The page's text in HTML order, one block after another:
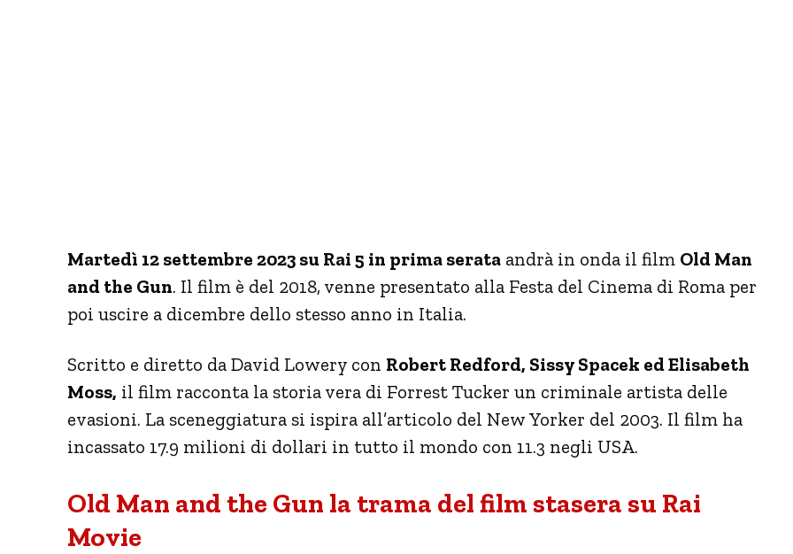
Martedì 12 settembre 2023 su Rai 5 in prima serata andrà in onda il film Old Man
and the Gun. Il film è del 2018, venne presentato alla Festa del Cinema di Roma per
poi uscire a dicembre dello stesso anno in Italia.
Scritto e diretto da David Lowery con Robert Redford, Sissy Spacek ed Elisabeth
Moss, il film racconta la storia vera di Forrest Tucker un criminale artista delle
evasioni. La sceneggiatura si ispira all’articolo del New Yorker del 2003. Il film ha
incassato 17.9 milioni di dollari in tutto il mondo con 11.3 negli USA.
Old Man and the Gun la trama del film stasera su Rai
Movie